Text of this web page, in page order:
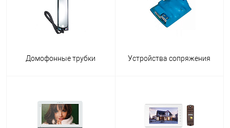
Домофонные трубки Устройства сопряжения